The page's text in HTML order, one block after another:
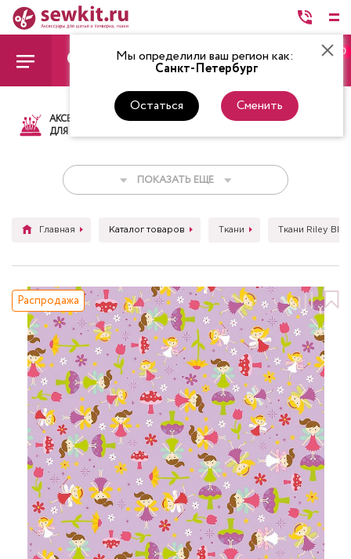
Мы определили ваш регион как:
Санкт-Петербург
Остаться Сменить
0
АКСЕССУАРЫ
ДЛЯ ШИТЬЯ
ТКАНИ НИТКИ
ПОКАЗАТЬ ЕЩЕ
Главная Каталог товаров Ткани Ткани Riley
Распродажа